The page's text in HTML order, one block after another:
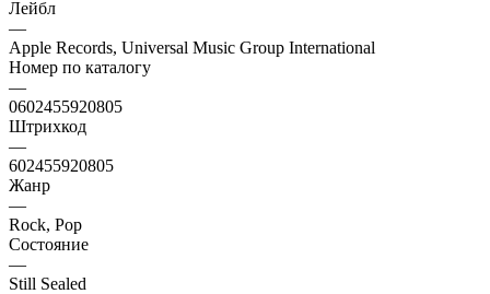
Лейбл
—
Apple Records, Universal Music Group International
Номер по каталогу
—
0602455920805
Штрихкод
—
602455920805
Жанр
—
Rock, Pop
Состояние
—
Still Sealed